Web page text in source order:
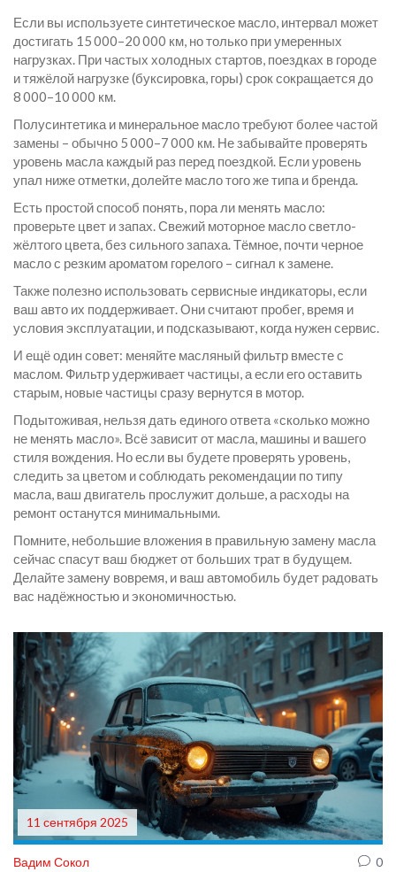
Если вы используете синтетическое масло, интервал может
достигать 15 000–20 000 км, но только при умеренных
нагрузках. При частых холодных стартов, поездках в городе
и тяжёлой нагрузке (буксировка, горы) срок сокращается до
8 000–10 000 км.
Полусинтетика и минеральное масло требуют более частой
замены – обычно 5 000–7 000 км. Не забывайте проверять
уровень масла каждый раз перед поездкой. Если уровень
упал ниже отметки, долейте масло того же типа и бренда.
Есть простой способ понять, пора ли менять масло:
проверьте цвет и запах. Свежий моторное масло светло-
жёлтого цвета, без сильного запаха. Тёмное, почти черное
масло с резким ароматом горелого – сигнал к замене.
Также полезно использовать сервисные индикаторы, если
ваш авто их поддерживает. Они считают пробег, время и
условия эксплуатации, и подсказывают, когда нужен сервис.
И ещё один совет: меняйте масляный фильтр вместе с
маслом. Фильтр удерживает частицы, а если его оставить
старым, новые частицы сразу вернутся в мотор.
Подытоживая, нельзя дать единого ответа «сколько можно
не менять масло». Всё зависит от масла, машины и вашего
стиля вождения. Но если вы будете проверять уровень,
следить за цветом и соблюдать рекомендации по типу
масла, ваш двигатель прослужит дольше, а расходы на
ремонт останутся минимальными.
Помните, небольшие вложения в правильную замену масла
сейчас спасут ваш бюджет от больших трат в будущем.
Делайте замену вовремя, и ваш автомобиль будет радовать
вас надёжностью и экономичностью.
11 сентября 2025
Вадим Сокол 0